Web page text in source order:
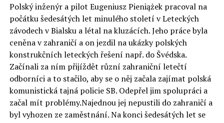
Polský inženýr a pilot Eugeniusz Pieniążek pracoval na
počátku šedesátých let minulého století v Leteckých
závodech v Bialsku a létal na kluzácích. Jeho práce byla
ceněna v zahraničí a on jezdil na ukázky polských
konstrukčních leteckých řešení např. do Švédska.
Začínali za ním přijíždět různí zahraniční letečtí
odborníci a to stačilo, aby se o něj začala zajímat polská
komunistická tajná policie SB. Odepřel jim spolupráci a
začal mít problémy.Najednou jej nepustili do zahraničí a
byl vyhozen ze zaměstnání. Na konci šedesátých let se